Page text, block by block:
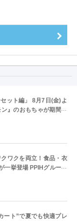
ット編」 8月7日(金)よ
』のおもちゃが期間限
ワクを両立！食品・衣
一挙登場 PPIHグループ
)より順次スタート
ート”で夏でも快適プレ